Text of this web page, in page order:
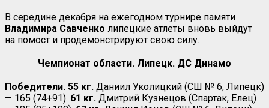
В середине декабря на ежегодном турнире памяти
Владимира Савченко липецкие атлеты вновь выйдут
на помост и продемонстрируют свою силу.
Чемпионат области. Липецк. ДС Динамо
Победители. 55 кг. Даниил Уколицкий (СШ № 6, Липецк)
— 165 (74+91). 61 кг. Дмитрий Кузнецов (Спартак, Елец)